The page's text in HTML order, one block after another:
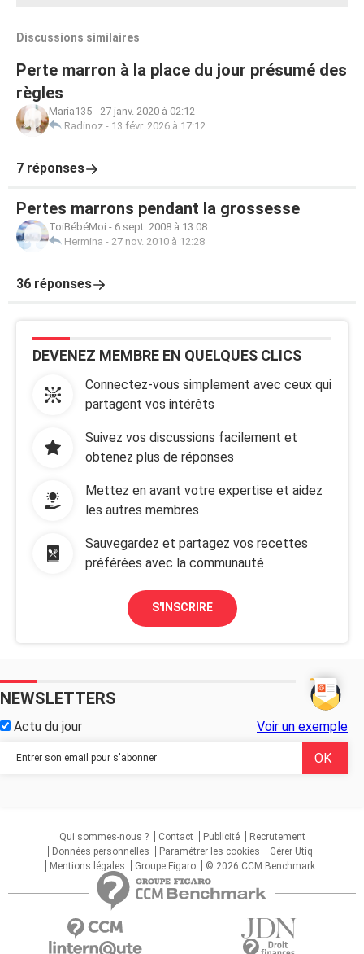
Discussions similaires
Perte marron à la place du jour présumé des
règles
Maria135 - 27 janv. 2020 à 02:12
Radinoz - 13 févr. 2026 à 17:12
7 réponses
Pertes marrons pendant la grossesse
ToiBébéMoi - 6 sept. 2008 à 13:08
Hermina - 27 nov. 2010 à 12:28
36 réponses
DEVENEZ MEMBRE EN QUELQUES CLICS
Connectez-vous simplement avec ceux qui
partagent vos intérêts
Suivez vos discussions facilement et
obtenez plus de réponses
Mettez en avant votre expertise et aidez
les autres membres
Sauvegardez et partagez vos recettes
préférées avec la communauté
S'INSCRIRE
NEWSLETTERS
Actu du jour Voir un exemple
...
Qui sommes-nous ?
Contact Publicité
Recrutement
Données personnelles
Paramétrer les cookies
Gérer Utiq
Mentions légales
Groupe Figaro © 2026 CCM Benchmark